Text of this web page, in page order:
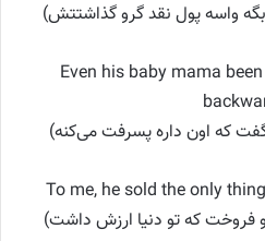
واسه پول نقد گرو گذاشتتش)
Even his baby mama been
که اون داره پسرفت می‌کنه)
To me, he sold the only
فروخت که تو دنیا ارزش داشت)